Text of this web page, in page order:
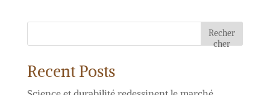
Recher
cher
Recent Posts